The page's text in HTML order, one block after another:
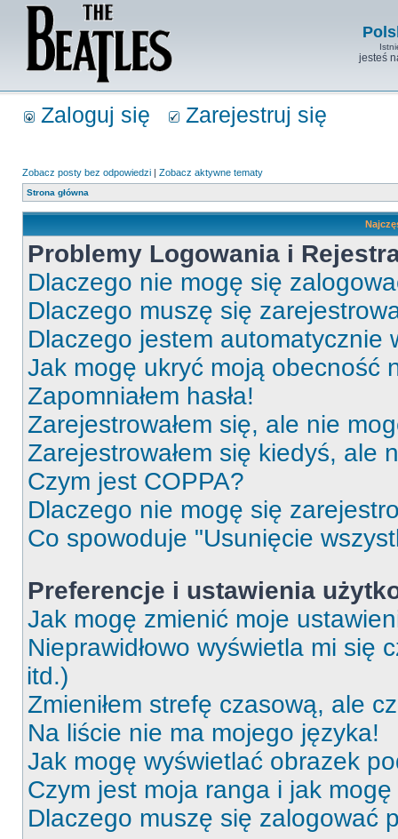
jesteś
Zaloguj się Zarejestruj się
Zobacz posty bez odpowiedzi | Zobacz aktywne tematy
Strona główna
Problemy Logowania i
Dlaczego nie mogę się
Dlaczego muszę się
Dlaczego jestem automatycznie
Jak mogę ukryć moją obecność
Zapomniałem hasła!
Zarejestrowałem się, ale nie
Zarejestrowałem się kiedyś, ale
Czym jest COPPA?
Dlaczego nie mogę się
Co spowoduje "Usunięcie
Preferencje i ustawienia
Jak mogę zmienić moje
Nieprawidłowo wyświetla mi się
itd.)
Zmieniłem strefę czasową, ale
Na liście nie ma mojego języka!
Jak mogę wyświetlać obrazek
Czym jest moja ranga i jak
Dlaczego muszę się zalogować